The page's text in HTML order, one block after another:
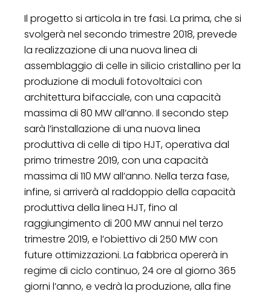
Il progetto si articola in tre fasi. La prima, che si
svolgerà nel secondo trimestre 2018, prevede
la realizzazione di una nuova linea di
assemblaggio di celle in silicio cristallino per la
produzione di moduli fotovoltaici con
architettura bifacciale, con una capacità
massima di 80 MW all’anno. Il secondo step
sarà l’installazione di una nuova linea
produttiva di celle di tipo HJT, operativa dal
primo trimestre 2019, con una capacità
massima di 110 MW all’anno. Nella terza fase,
infine, si arriverà al raddoppio della capacità
produttiva della linea HJT, fino al
raggiungimento di 200 MW annui nel terzo
trimestre 2019, e l’obiettivo di 250 MW con
future ottimizzazioni. La fabbrica opererà in
regime di ciclo continuo, 24 ore al giorno 365
giorni l’anno, e vedrà la produzione, alla fine